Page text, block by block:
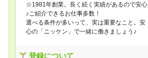
☆1981年創業。長く続く実績があるので安心
♪ご紹介できるお仕事多数！
選べる条件が多いって、実は重要なこと。安
心の「ニッケン」で一緒に働きましょう♪
登録について